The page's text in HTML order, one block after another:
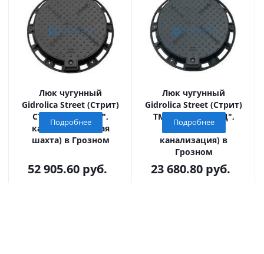
Люк чугунный
Gidrolica Street (Стрит)
СТ(Е600)-2-60 ("К",
канализационная
шахта) в Грозном
52 905.60руб.
Подробнее
Люк чугунный
Gidrolica Street (Стрит)
ТМ(Д400)-2-60 ("Д",
дождевая
канализация) в
Грозном
23 680.80руб.
Подробнее